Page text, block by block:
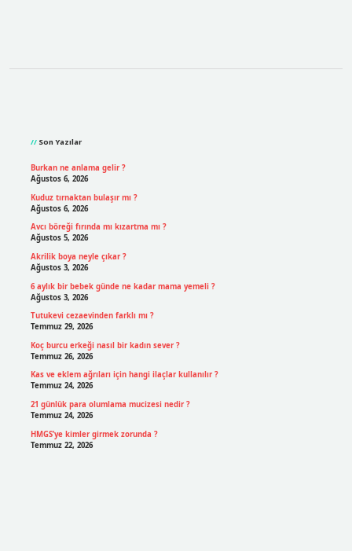
Son Yazılar
Burkan ne anlama gelir ?
Ağustos 6, 2026
Kuduz tırnaktan bulaşır mı ?
Ağustos 6, 2026
Avcı böreği fırında mı kızartma mı ?
Ağustos 5, 2026
Akrilik boya neyle çıkar ?
Ağustos 3, 2026
6 aylık bir bebek günde ne kadar mama yemeli ?
Ağustos 3, 2026
Tutukevi cezaevinden farklı mı ?
Temmuz 29, 2026
Koç burcu erkeği nasıl bir kadın sever ?
Temmuz 26, 2026
Kas ve eklem ağrıları için hangi ilaçlar kullanılır ?
Temmuz 24, 2026
21 günlük para olumlama mucizesi nedir ?
Temmuz 24, 2026
HMGS’ye kimler girmek zorunda ?
Temmuz 22, 2026